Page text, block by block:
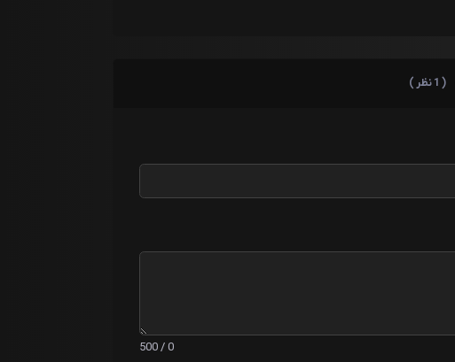
( 1 نظر )
0 / 500